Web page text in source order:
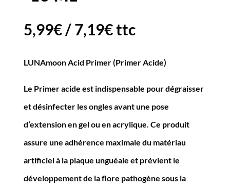
5,99€/7,19€ttc
LUNAmoon Acid Primer (Primer Acide)
Le Primer acide est indispensable pour dégraisser
et désinfecter les ongles avant une pose
d’extension en gel ou en acrylique. Ce produit
assure une adhérence maximale du matériau
artificiel à la plaque unguéale et prévient le
développement de la flore pathogène sous la